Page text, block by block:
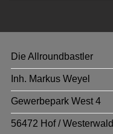
Die Allroundbastler
Inh. Markus Weyel
Gewerbepark West 4
56472 Hof / Westerwald